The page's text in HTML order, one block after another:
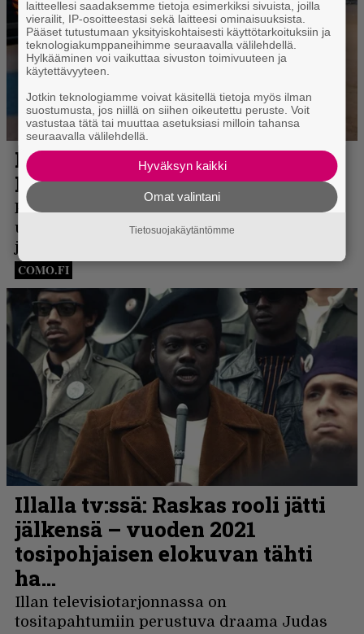
laitteellesi saadaksemme tietoja esimerkiksi sivuista, joilla
vierailit, IP-osoitteestasi sekä laitteesi ominaisuuksista.
Pääset tutustumaan yksityiskohtaisesti käyttötarkoituksiin ja
teknologiakumppaneihimme seuraavalla välilehdellä.
Hylkääminen voi vaikuttaa sivuston toimivuuteen ja
käytettävyyteen.
Jotkin teknologiamme voivat käsitellä tietoja myös ilman
suostumusta, jos niillä on siihen oikeutettu peruste. Voit
vastustaa tätä tai muuttaa asetuksiasi milloin tahansa
seuraavalla välilehdellä.
Hyväksyn kaikki
Omat valintani
Tietosuojakäytäntömme